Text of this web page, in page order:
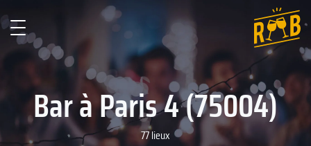
Bar à Paris 4 (75004)
77 lieux